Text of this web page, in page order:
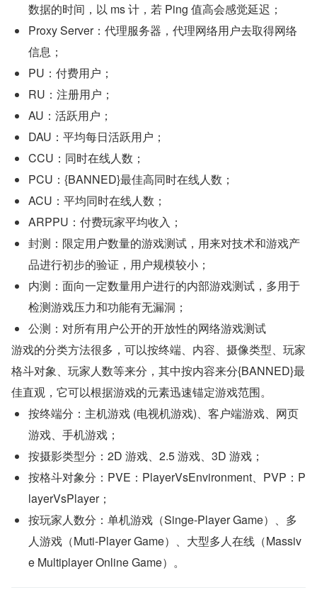
数据的时间，以 ms 计，若 Ping 值高会感觉延迟；
Proxy Server：代理服务器，代理网络用户去取得网络
信息；
PU：付费用户；
RU：注册用户；
AU：活跃用户；
DAU：平均每日活跃用户；
CCU：同时在线人数；
PCU：{BANNED}最佳高同时在线人数；
ACU：平均同时在线人数；
ARPPU：付费玩家平均收入；
封测：限定用户数量的游戏测试，用来对技术和游戏产
品进行初步的验证，用户规模较小；
内测：面向一定数量用户进行的内部游戏测试，多用于
检测游戏压力和功能有无漏洞；
公测：对所有用户公开的开放性的网络游戏测试
游戏的分类方法很多，可以按终端、内容、摄像类型、玩家
格斗对象、玩家人数等来分，其中按内容来分{BANNED}最
佳直观，它可以根据游戏的元素迅速锚定游戏范围。
按终端分：主机游戏 (电视机游戏)、客户端游戏、网页
游戏、手机游戏；
按摄影类型分：2D 游戏、2.5 游戏、3D 游戏；
按格斗对象分：PVE：PlayerVsEnvironment、PVP：P
layerVsPlayer；
按玩家人数分：单机游戏（Singe-Player Game）、多
人游戏（Muti-Player Game）、大型多人在线（Massiv
e Multiplayer Online Game）。